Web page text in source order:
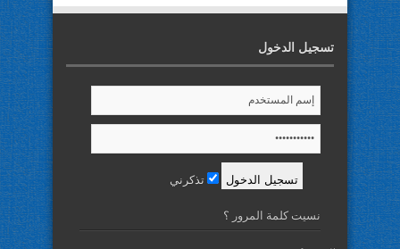
تسجيل الدخول
تذكرني
نسيت كلمة المرور ؟